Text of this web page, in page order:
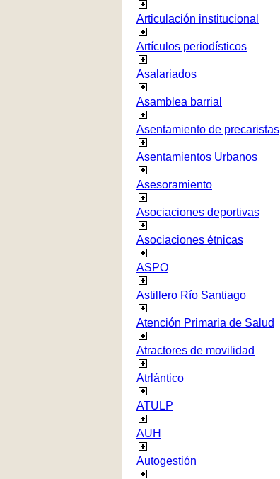
Articulación institucional
Artículos periodísticos
Asalariados
Asamblea barrial
Asentamiento de precaristas
Asentamientos Urbanos
Asesoramiento
Asociaciones deportivas
Asociaciones étnicas
ASPO
Astillero Río Santiago
Atención Primaria de Salud
Atractores de movilidad
Atrlántico
ATULP
AUH
Autogestión